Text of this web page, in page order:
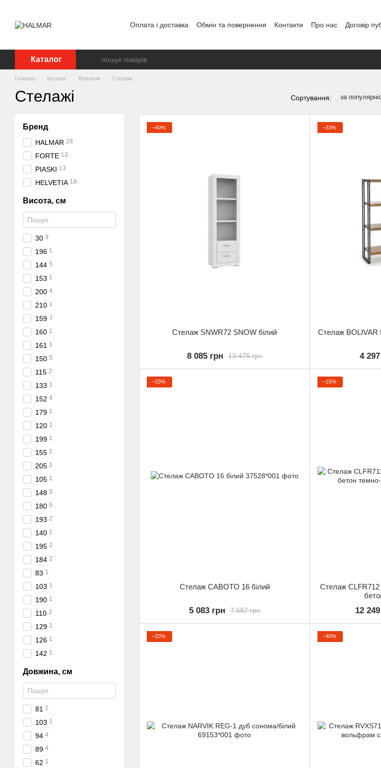
Оплата і доставка Обмін та повернення Контакти Про нас Договір
Каталог
Головна Каталог Вітальня Стелажі
Стелажі Сортування: за
−40%
Стелаж SNWR72 SNOW білий
13 475 грн
8 085 грн
−33%
Стелаж BOLIVAR
4
−33%
Стелаж CABOTO 16 білий
7 587 грн
5 083 грн
−15%
Стелаж CLFR712
12
−33% −40%
Бренд
HALMAR 28
FORTE 13
PIASKI 13
HELVETIA 18
Висота, см
30 9
196 1
144 5
153 1
200 4
210 1
159 3
160 1
161 1
150 5
115 2
133 1
152 4
179 1
120 1
199 1
155 1
205 1
105 1
148 3
180 5
193 2
140 1
195 2
184 2
83 1
103 1
190 1
110 2
129 1
126 1
142 1
Довжина, см
81 2
103 1
94 4
89 4
62 1